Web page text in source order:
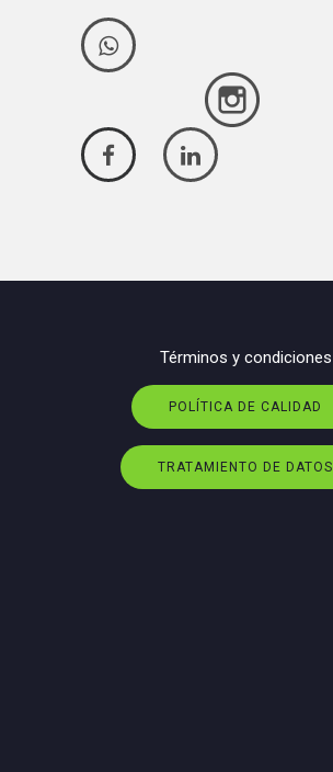
Términos y condiciones
POLÍTICA DE CALIDAD
TRATAMIENTO DE DATOS